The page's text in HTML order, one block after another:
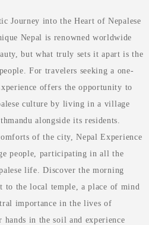
Journey into the Heart of Nepalese
Nepal is renowned worldwide
but what truly sets it apart is the
For travelers seeking a one-
offers the opportunity to
culture by living in a village
alongside its residents.
of the city, Nepal Experience
people, participating in all the
life. Discover the morning
to the local temple, a place of mind
importance in the lives of
in the soil and experience